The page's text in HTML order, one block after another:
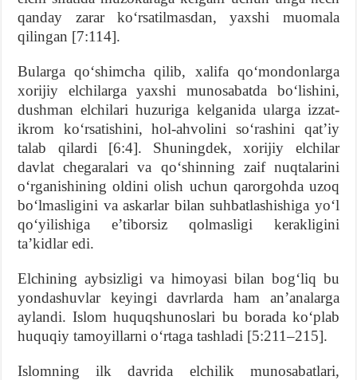
qanday zarar ko‘rsatilmasdan, yaxshi muomala
qilingan [7:114].
Bularga qo‘shimcha qilib, xalifa qo‘mondonlarga
xorijiy elchilarga yaxshi munosabatda bo‘lishini,
dushman elchilari huzuriga kelganida ularga izzat-
ikrom ko‘rsatishini, hol-ahvolini so‘rashini qat’iy
talab qilardi [6:4]. Shuningdek, xorijiy elchilar
davlat chegaralari va qo‘shinning zaif nuqtalarini
o‘rganishining oldini olish uchun qarorgohda uzoq
bo‘lmasligini va askarlar bilan suhbatlashishiga yo‘l
qo‘yilishiga e’tiborsiz qolmasligi kerakligini
ta’kidlar edi.
Elchining aybsizligi va himoyasi bilan bog‘liq bu
yondashuvlar keyingi davrlarda ham an’analarga
aylandi. Islom huquqshunoslari bu borada ko‘plab
huquqiy tamoyillarni o‘rtaga tashladi [5:211–215].
Islomning ilk davrida elchilik munosabatlari,